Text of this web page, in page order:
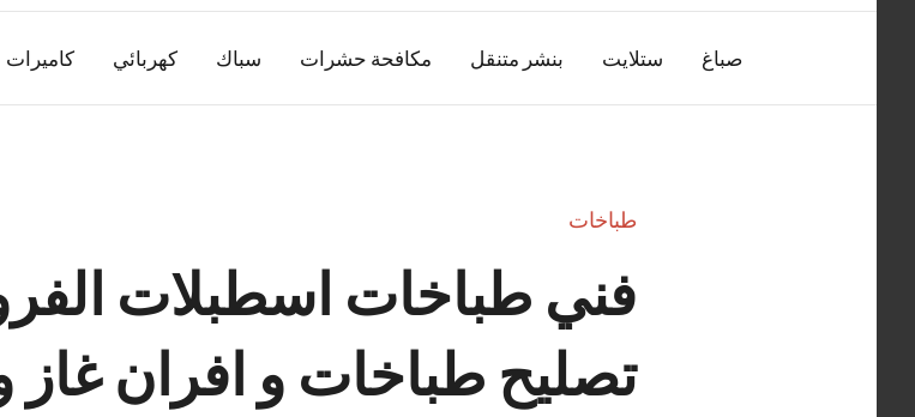
الكويت
منصة
اذاعية
صباغ ستلايت بنشر متنقل مكافحة حشرات سباك كهربائي كاميرات
طباخات
تصليح طباخات و افران